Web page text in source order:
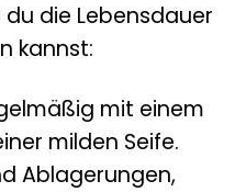
die Lebensdauer
kannst:
mit einem
milden Seife.
Ablagerungen,